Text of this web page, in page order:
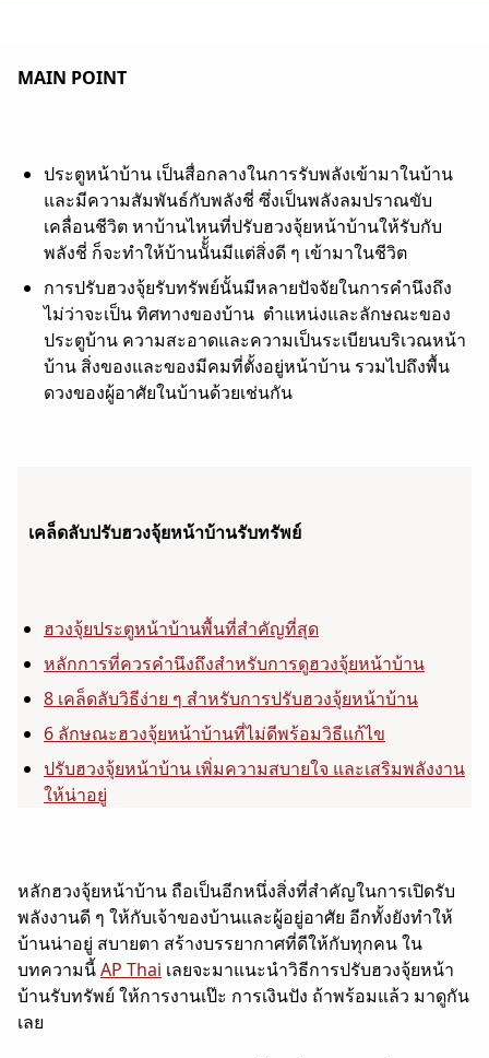
MAIN POINT
ประตูหน้าบ้าน เป็นสื่อกลางในการรับพลังเข้ามาในบ้าน
และมีความสัมพันธ์กับพลังชี่ ซึ่งเป็นพลังลมปราณขับ
เคลื่อนชีวิต หาบ้านไหนที่ปรับฮวงจุ้ยหน้าบ้านให้รับกับ
พลังชี่ ก็จะทำให้บ้านนัั้นมีแต่สิ่งดี ๆ เข้ามาในชีวิต
การปรับฮวงจุ้ยรับทรัพย์นั้นมีหลายปัจจัยในการคำนึงถึง
ไม่ว่าจะเป็น ทิศทางของบ้าน ตำแหน่งและลักษณะของ
ประตูบ้าน ความสะอาดและความเป็นระเบียนบริเวณหน้า
บ้าน สิ่งของและของมีคมที่ตั้งอยู่หน้าบ้าน รวมไปถึงพื้น
ดวงของผู้อาศัยในบ้านด้วยเช่นกัน
เคล็ดลับปรับฮวงจุ้ยหน้าบ้านรับทรัพย์
ฮวงจุ้ยประตูหน้าบ้านพื้นที่สำคัญที่สุด
หลักการที่ควรคำนึงถึงสำหรับการดูฮวงจุ้ยหน้าบ้าน
8 เคล็ดลับวิธีง่าย ๆ สำหรับการปรับฮวงจุ้ยหน้าบ้าน
6 ลักษณะฮวงจุ้ยหน้าบ้านที่ไม่ดีพร้อมวิธีแก้ไข
ปรับฮวงจุ้ยหน้าบ้าน เพิ่มความสบายใจ และเสริมพลังงาน
ให้น่าอยู่
หลักฮวงจุ้ยหน้าบ้าน ถือเป็นอีกหนึ่งสิ่งที่สำคัญในการเปิดรับ
พลังงานดี ๆ ให้กับเจ้าของบ้านและผู้อยู่อาศัย อีกทั้งยังทำให้
บ้านน่าอยู่ สบายตา สร้างบรรยากาศที่ดีให้กับทุกคน ใน
บทความนี้AP Thai เลยจะมาแนะนำวิธีการปรับฮวงจุ้ยหน้า
บ้านรับทรัพย์ ให้การงานเป๊ะ การเงินปัง ถ้าพร้อมแล้ว มาดูกัน
เลย